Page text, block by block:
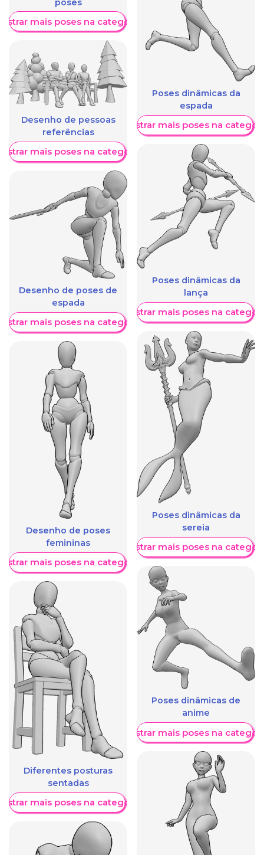
poses
mais poses na categoria
Desenho de pessoas
referências
mais poses na categoria
Desenho de poses de
espada
mais poses na categoria
Desenho de poses
femininas
mais poses na categoria
Diferentes posturas
sentadas
mais poses na categoria
Poses dinâmicas da
espada
Mostrar mais poses na
Poses dinâmicas da
lança
Mostrar mais poses na
Poses dinâmicas da
sereia
Mostrar mais poses na
Poses dinâmicas de
anime
Mostrar mais poses na